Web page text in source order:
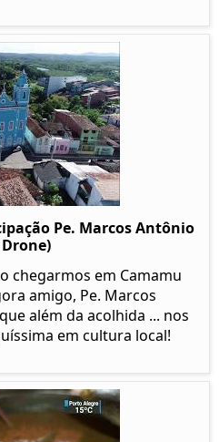
Pe. Marcos Antônio
chegarmos em Camamu
amigo, Pe. Marcos
além da acolhida ... nos
em cultura local!